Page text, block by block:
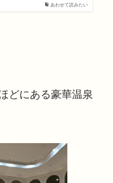
あわせて読みたい
どにある豪華温泉